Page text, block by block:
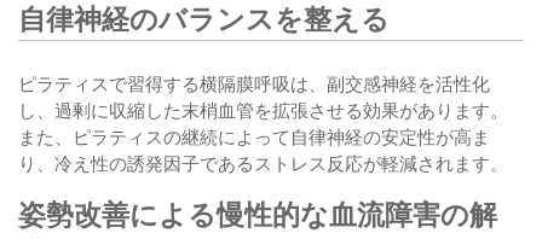
自律神経のバランスを整える
ピラティスで習得する横隔膜呼吸は、副交感神経を活性化
し、過剰に収縮した末梢血管を拡張させる効果があります。
また、ピラティスの継続によって自律神経の安定性が高ま
り、冷え性の誘発因子であるストレス反応が軽減されます。
姿勢改善による慢性的な血流障害の解